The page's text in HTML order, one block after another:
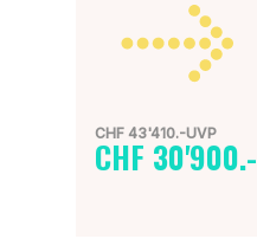
CHF 43'410.-UVP
CHF 30'900.-